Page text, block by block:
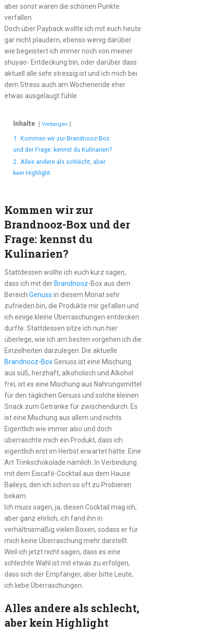
aber sonst wären die schönen Punkte
verfallen.
Doch über Payback wollte ich mit euch heute
gar nicht plaudern, ebenso wenig darüber
wie begeistert ich immer noch von meiner
shuyao- Entdeckung bin, oder darüber dass
aktuell alle sehr stressig ist und ich mich bei
dem Stress auch am Wochenende eher
etwas ausgelaugt fühle.
Inhalte Verbergen
1. Kommen wir zur Brandnooz-Box
und der Frage: kennst du Kulinarien?
2. Alles andere als schlecht, aber
kein Highlight
Kommen wir zur
Brandnooz-Box und der
Frage: kennst du
Kulinarien?
Stattdessen wollte ich euch kurz sagen,
dass ich mit der Brandnooz-Box aus dem
Bereich Genuss in diesem Monat sehr
zufrieden bin, die Produkte mir gefallen und
ich einige kleine Überraschungen entdecken
durfte. Stattdessen sitze ich nun hier
überlege, wie ich am besten vorgehen ich die
Einzelheiten darzulegen. Die aktuelle
Brandnooz-BoxGenuss ist eine Mischung
aus süß, herzhaft, alkoholisch und Alkohol
frei, ist es eine Mischung aus Nahrungsmittel
für den täglichen Genuss und solche kleinen
Snack zum Getränke für zwischendurch. Es
ist eine Mischung aus allem und nichts.
Eigentlich wie immer also und doch
überraschte mich ein Produkt, dass ich
eigentlich erst im Herbst erwartet hätte. Eine
Art Trinkschokolade nämlich. In Verbindung
mit dem Eiscafé-Cocktail aus dem Hause
Baileys, den ich schon so oft zu Probieren
bekam.
Ich muss sagen, ja, diesen Cocktail mag ich,
aber ganz ehrlich, ich fand ihn in
verhältnismäßig vielen Boxen, sodass er für
mich keine Überraschung mehr darstellt.
Weil ich jetzt nicht sagen, dass es eine
schlechte Wahl ist mit etwas zu erfolgen,
dass sich der Empfänger, aber bitte Leute,
ich liebe Überraschungen.
Alles andere als schlecht,
aber kein Highlight